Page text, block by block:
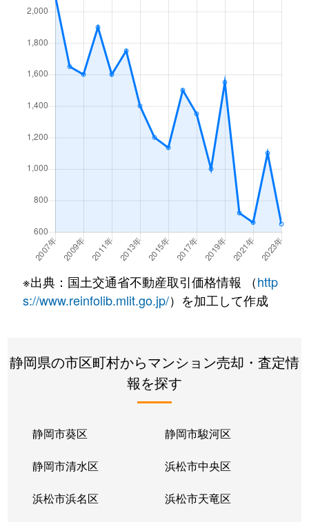
※出典：国土交通省不動産取引価格情報 （http
s://www.reinfolib.mlit.go.jp/）を加工して作成
静岡県の市区町村からマンション売却・査定情
報を探す
静岡市葵区 静岡市駿河区
静岡市清水区 浜松市中央区
浜松市浜名区 浜松市天竜区